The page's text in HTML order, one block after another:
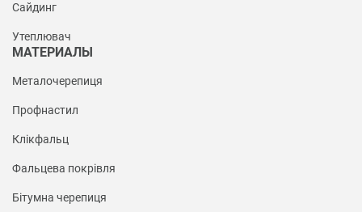
Сайдинг
Утеплювач
МАТЕРИАЛЫ
Металочерепиця
Профнастил
Клікфальц
Фальцева покрівля
Бітумна черепиця